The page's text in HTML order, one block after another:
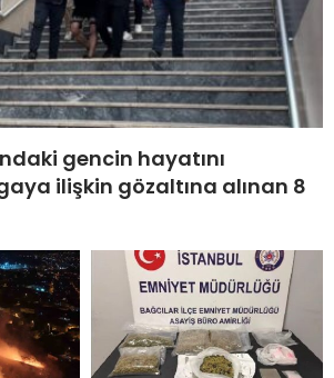
gencin hayatını
ilişkin gözaltına alınan 8